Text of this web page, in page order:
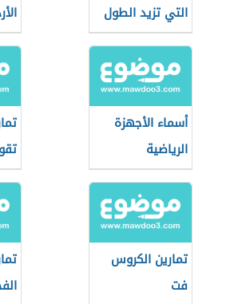
التي تزيد الطول
أسماء الأجهزة
الرياضية
تمارين الكروس
فت